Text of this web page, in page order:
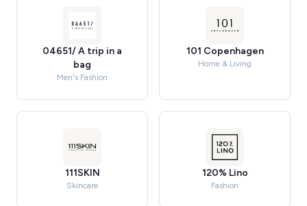
04651/ A trip in a
bag
Men's Fashion
101 Copenhagen
Home & Living
111SKIN
Skincare
120% Lino
Fashion